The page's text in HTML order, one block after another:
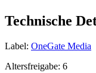
Technische
Label: OneGate Media
Altersfreigabe: 6